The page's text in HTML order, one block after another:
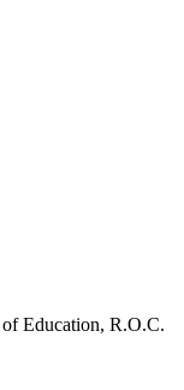
Education, R.O.C.